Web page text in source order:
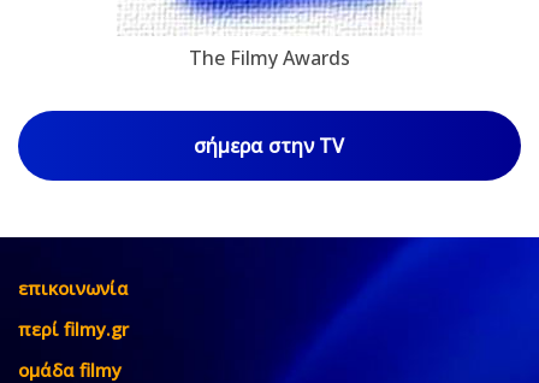
The Filmy Awards
σήμερα στην TV
επικοινωνία
περί filmy.gr
ομάδα filmy